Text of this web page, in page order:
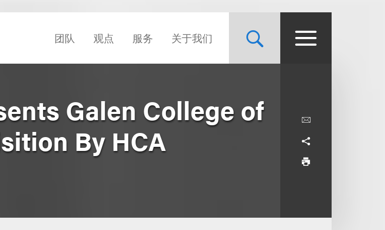
团队 观点 服务 关于我们
Galen College of
By HCA